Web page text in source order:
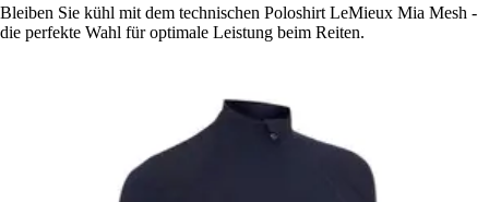
Bleiben Sie kühl mit dem technischen Poloshirt LeMieux Mia Mesh -
die perfekte Wahl für optimale Leistung beim Reiten.